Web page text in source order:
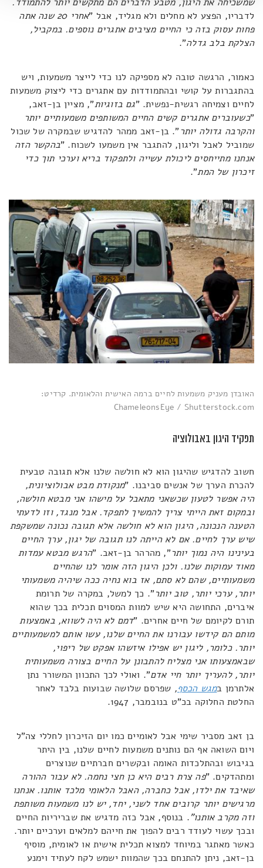
לדבריו, הפצע לא מחלים ולא מגליד, אבל "
אחרי 20 שנה אתה
פחות עסוק בזה כי החיים מציבים אתגרים נוספים. במקביל,
הצלקת בלב גדלה".
כאמור, הרגשה טובה לא מספיקה לנו כדי לייצר משמעות, ויש
בהתגברות על קושי ובהתמודדות עם אתגרים כדי ליצוק משמעות
לחיים וצמיחה רגשית-נפשית. "גם בזוגיות", מציין בן-זאב,
"כשעוברים אתגרים קשים החיים המשותפים משמעותיים יותר
והקרבה גדולה יותר". בן-זאב ממהר להדגיש שבמקרה של שכול
שמוביל לאבל וליגון, להתגבר אין משמעו לשכוח. "בהקשר הזה
אנחנו מתייחסים ליכולת עשייה ולתפקוד בריא וערכי תוך כדי
זיכרון של המת".
האובדן מעניק משמעות לחיים ברמה האישית והלאומית. קרדיט:
ChameleonsEye / Shutterstock.com
תפקיד היגון באבולוציה
חשוב להדגיש שהיגון הוא לא חולשה שלנו אלא תגובה טבעית
להכרת הערך של אנשים סביבנו. "מנקודת מבט אבולוציונית,
היה אפשר לטעון שכשאני מתאבל על מישהו אני מבטא חולשה,
ובמקום זאת הייתי צריך להמשיך לתפקד. אבל מנגד, וזו לדעתי
הטענה הנכונה, היגון הוא לא חולשה אלא תגובה נכונה שמשקפת
שיש ערך לחיים. אם לא הייתה לנו תגובה של יגון, ערך החיים
בעינינו היה נמוך יותר", מהרהר בן-זאב. "הרגש מבטא עמדות
מאוד עמוקות שלנו. ולכן היגון הזה אומר לנו שהחיים
משמעותיים, שהם לא סתם, אז בוא נחיה ככה שיהיה משמעותי
יותר, ערכי יותר, טוב יותר". כך למשל, במקרה של תרומת
איברים, התחושה היא שיש למוות המסוים תכלית בכך שהוא
תורם לקיומם של חיים אחרים. "דמם לא היה לשווא, באמצעות
מותם הם קידשו עבורנו את החיים שלנו, עשו אותם למשמעותיים
יותר. כלומר, ליגון יש אפילו איזשהו אפקט של ריפוי,
שבאמצעותו אני מצליח להתבונן על החיים בצורה משמעותית
יותר, להעריך יותר חיי אדם". ואולי לכך התכוון המשורר נתן
אלתרמן במגש הכסף, שפרסם שלושה שבועות בלבד לאחר
החלטת החלוקה בכ"ט בנובמבר, 1947.
בן זאב מסביר שימי אבל לאומיים כמו יום הזיכרון לחללי צה"ל
ויום השואה אף הם נותנים משמעות לחיים שלנו, בין היתר
בגיבוש ובהתלכדות האומה ובקשרים חברתיים שנוצרים
ומתהדקים. "פה צרת רבים היא כן חצי נחמה. לא עבור ההורה
שאיבד את ילדו, אבל כחברה, האבל הלאומי מלכד אותנו. אנחנו
מרגישים יותר קרובים אחד לשני, יחד, יש לנו משמעות משותפת
וזה מקרב אותנו". בנוסף, אבל כזה מדגיש את שבריריות החיים
ובכך עשוי לעודד רבים להפוך את חייהם למלאים וערכיים יותר.
כאשר מאתגר במיוחד למצוא תכלית אישית או לאומית, מוסיף
בן-זאב, ניתן להתנחם בכך שהמוות ישמש לקח לעתיד וימנע